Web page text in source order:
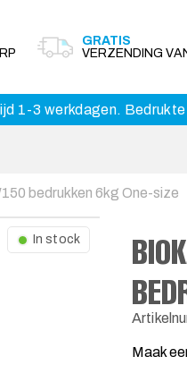
GRATIS
VERZENDING
1-3 werkdagen.
bedrukken 6kg One-size
In stock
Maak